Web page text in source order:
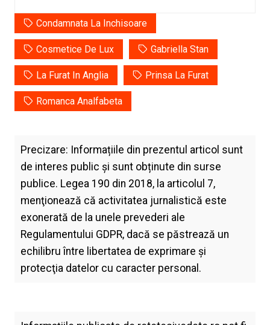
Condamnata La Inchisoare
Cosmetice De Lux Gabriella Stan
La Furat In Anglia Prinsa La Furat
Romanca Analfabeta
Precizare: Informațiile din prezentul articol sunt
de interes public și sunt obținute din surse
publice. Legea 190 din 2018, la articolul 7,
menţionează că activitatea jurnalistică este
exonerată de la unele prevederi ale
Regulamentului GDPR, dacă se păstrează un
echilibru între libertatea de exprimare şi
protecţia datelor cu caracter personal.